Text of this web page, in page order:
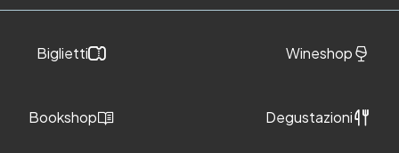
Biglietti Wineshop
Bookshop Degustazioni